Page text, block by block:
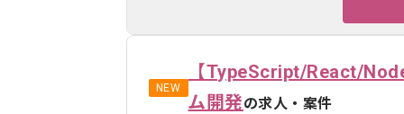
NEW
【TypeScript/React/
ム開発の求人・案件